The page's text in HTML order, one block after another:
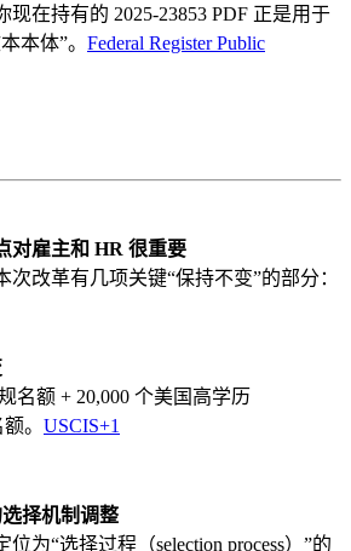
现在持有的 2025-23853 PDF 正是用于
本体”。 Federal Register Public
对雇主和 HR 很重要
次改革有几项关键“保持不变”的部分：
名额 + 20,000 个美国高学历
。 USCIS+1
择机制调整
为“选择过程（selection process）”的